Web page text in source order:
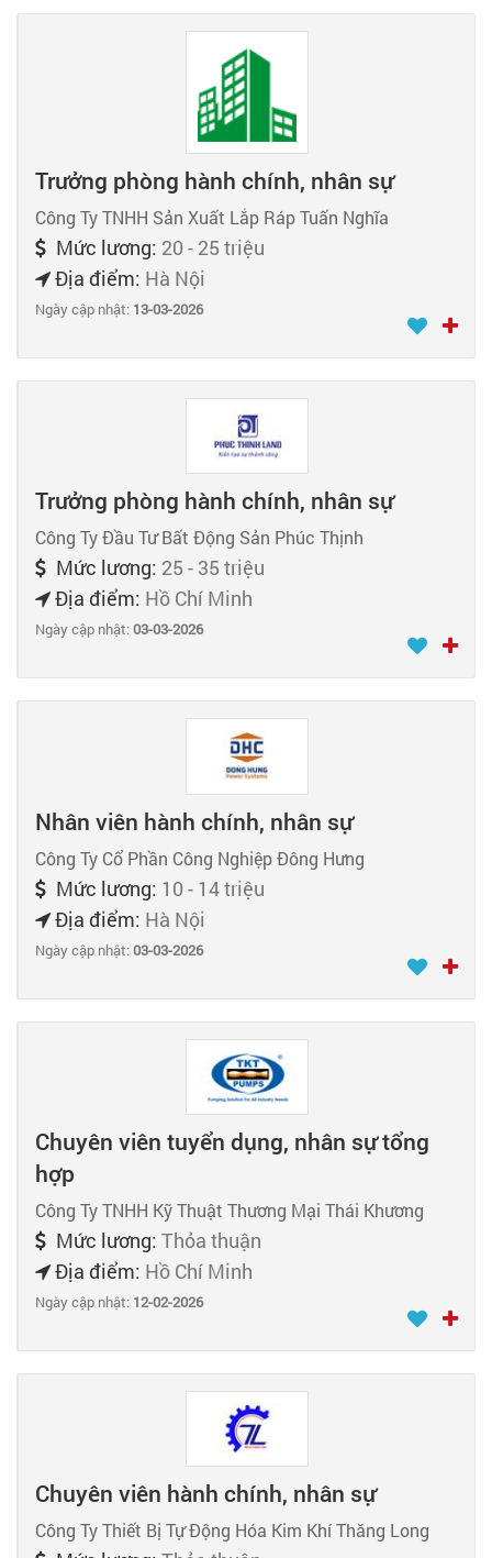
Trưởng phòng hành chính, nhân sự
Công Ty TNHH Sản Xuất Lắp Ráp Tuấn Nghĩa
Mức lương: 20 - 25 triệu
Địa điểm: Hà Nội
Ngày cập nhật: 13-03-2026
Trưởng phòng hành chính, nhân sự
Công Ty Đầu Tư Bất Động Sản Phúc Thịnh
Mức lương: 25 - 35 triệu
Địa điểm: Hồ Chí Minh
Ngày cập nhật:03-03-2026
Nhân viên hành chính, nhân sự
Công Ty Cổ Phần Công Nghiệp Đông Hưng
Mức lương: 10 - 14 triệu
Địa điểm: Hà Nội
Ngày cập nhật:03-03-2026
Chuyên viên tuyển dụng, nhân sự tổng
hợp
Công Ty TNHH Kỹ Thuật Thương Mại Thái Khương
Mức lương: Thỏa thuận
Địa điểm: Hồ Chí Minh
Ngày cập nhật: 12-02-2026
Chuyên viên hành chính, nhân sự
Công Ty Thiết Bị Tự Động Hóa Kim Khí Thăng Long